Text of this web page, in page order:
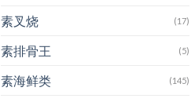
素叉烧 (17)
素排骨王 (5)
素海鲜类 (145)